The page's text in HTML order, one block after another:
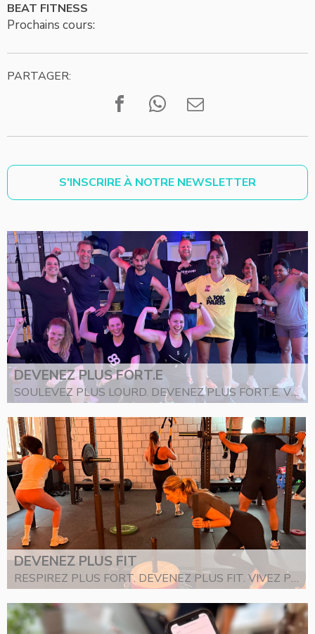
BEAT FITNESS
Prochains cours:
PARTAGER:
S'INSCRIRE À NOTRE NEWSLETTER
DEVENEZ PLUS FORT.E
SOULEVEZ PLUS LOURD. DEVENEZ PLUS FORT.E. VIVEZ PLUS LONGTEMPS.
DEVENEZ PLUS FIT
RESPIREZ PLUS FORT. DEVENEZ PLUS FIT. VIVEZ PLUS LONGTEMPS.